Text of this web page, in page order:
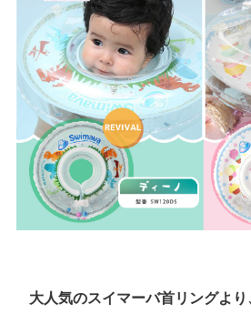
大人気のスイマーバ首リングより